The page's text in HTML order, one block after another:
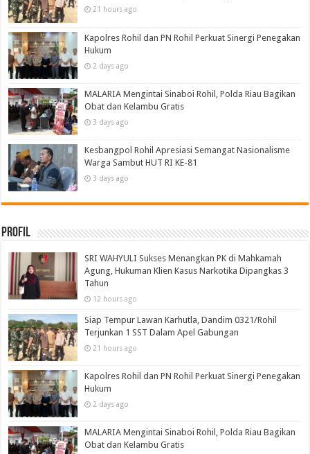
21 hours ago
Kapolres Rohil dan PN Rohil Perkuat Sinergi Penegakan
Hukum
2 days ago
MALARIA Mengintai Sinaboi Rohil, Polda Riau Bagikan
Obat dan Kelambu Gratis
3 days ago
Kesbangpol Rohil Apresiasi Semangat Nasionalisme
Warga Sambut HUT RI KE-81
3 days ago
Profil
SRI WAHYULI Sukses Menangkan PK di Mahkamah
Agung, Hukuman Klien Kasus Narkotika Dipangkas 3
Tahun
12 hours ago
Siap Tempur Lawan Karhutla, Dandim 0321/Rohil
Terjunkan 1 SST Dalam Apel Gabungan
21 hours ago
Kapolres Rohil dan PN Rohil Perkuat Sinergi Penegakan
Hukum
2 days ago
MALARIA Mengintai Sinaboi Rohil, Polda Riau Bagikan
Obat dan Kelambu Gratis